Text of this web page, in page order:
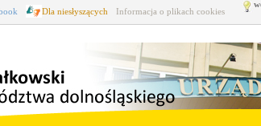
Dla niesłyszących Informacja o plikach cookies